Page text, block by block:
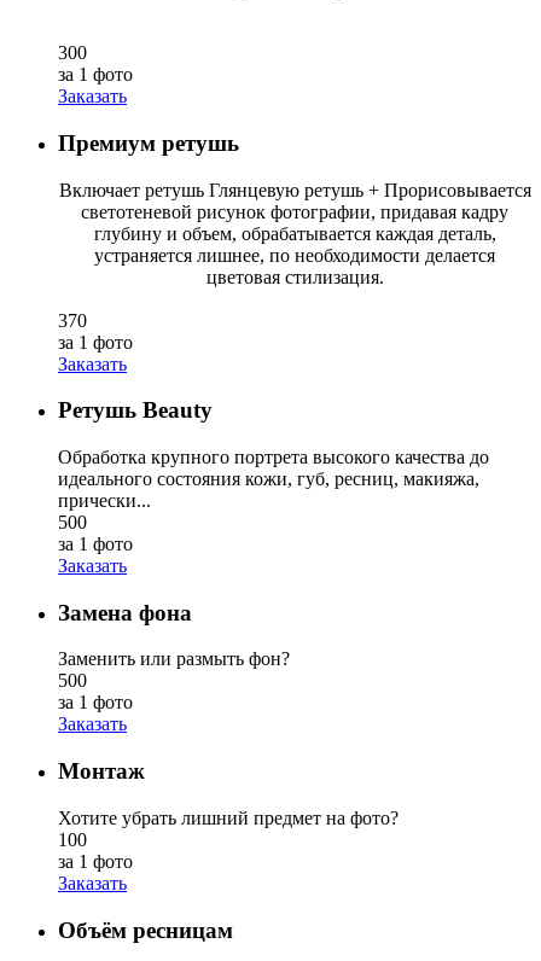
300
за 1 фото
Заказать
Премиум ретушь
Включает ретушь Глянцевую ретушь + Прорисовывается
светотеневой рисунок фотографии, придавая кадру
глубину и объем, обрабатывается каждая деталь,
устраняется лишнее, по необходимости делается
цветовая стилизация.
370
за 1 фото
Заказать
Ретушь Beauty
Обработка крупного портрета высокого качества до
идеального состояния кожи, губ, ресниц, макияжа,
прически...
500
за 1 фото
Заказать
Замена фона
Заменить или размыть фон?
500
за 1 фото
Заказать
Монтаж
Хотите убрать лишний предмет на фото?
100
за 1 фото
Заказать
Объём ресницам